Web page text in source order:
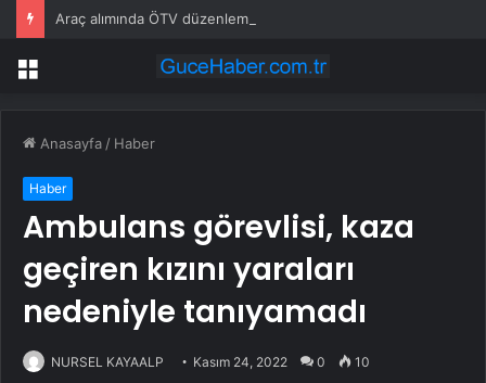
Menü
Anasayfa / Haber
Haber
Ambulans görevlisi, kaza
geçiren kızını yaraları
nedeniyle tanıyamadı
NURSEL KAYAALP Kasım 24, 2022 0 10